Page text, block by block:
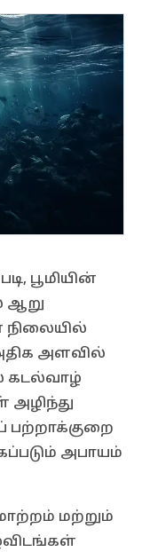
பூமியின்
ஆறு
நிலையில்
அளவில்
கடல்வாழ்
அபாயம்
மற்றும்